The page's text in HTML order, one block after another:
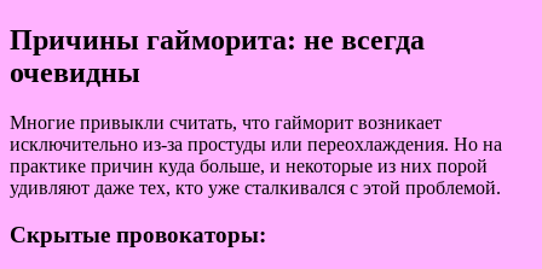
Причины гайморита: не всегда
очевидны
Многие привыкли считать, что гайморит возникает
исключительно из-за простуды или переохлаждения. Но на
практике причин куда больше, и некоторые из них порой
удивляют даже тех, кто уже сталкивался с этой проблемой.
Скрытые провокаторы: